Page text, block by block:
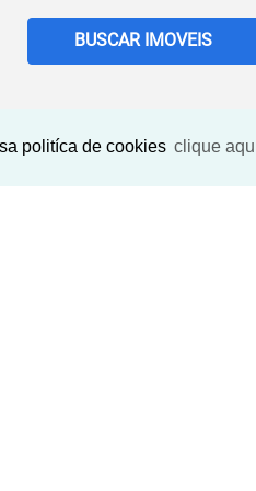
politíca de cookies clique
BUSCAR IMOVEIS